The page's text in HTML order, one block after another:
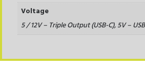
Voltage
5 / 12V – Triple Output (USB-C), 5V –